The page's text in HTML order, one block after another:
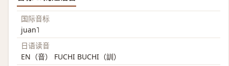
国际音标
juan˥
日语读音
EN（音） FUCHI BUCHI（訓）